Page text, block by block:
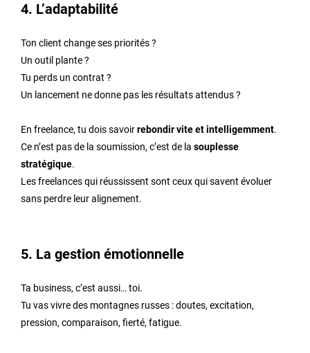
4. L’adaptabilité
Ton client change ses priorités ?
Un outil plante ?
Tu perds un contrat ?
Un lancement ne donne pas les résultats attendus ?
En freelance, tu dois savoirrebondir vite et intelligemment.
Ce n’est pas de la soumission, c’est de la souplesse
stratégique.
Les freelances qui réussissent sont ceux qui savent évoluer
sans perdre leur alignement.
5. La gestion émotionnelle
Ta business, c’est aussi… toi.
Tu vas vivre des montagnes russes : doutes, excitation,
pression, comparaison, fierté, fatigue.